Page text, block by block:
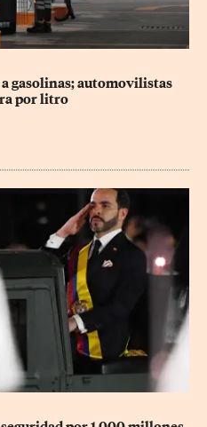
gasolinas; automovilistas
por litro